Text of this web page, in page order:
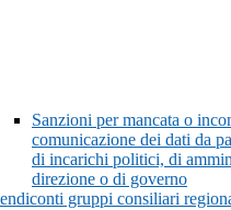
Sanzioni per mancata o
comunicazione dei dati da
di incarichi politici, di
direzione o di governo
gruppi consiliari